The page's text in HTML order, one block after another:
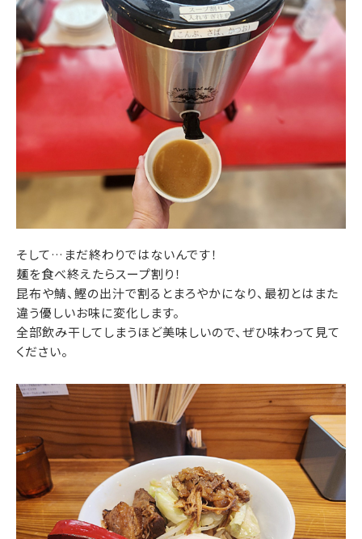
そして…まだ終わりではないんです！
麺を食べ終えたらスープ割り！
昆布や鯖、鰹の出汁で割るとまろやかになり、最初とはまた
違う優しいお味に変化します。
全部飲み干してしまうほど美味しいので、ぜひ味わって見て
ください。